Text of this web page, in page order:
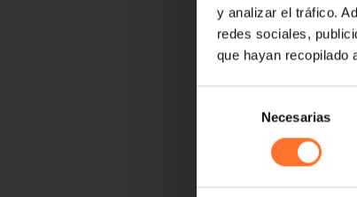
y analizar el tráfico.
redes sociales,
que hayan recopilado
consentimiento
Necesarias